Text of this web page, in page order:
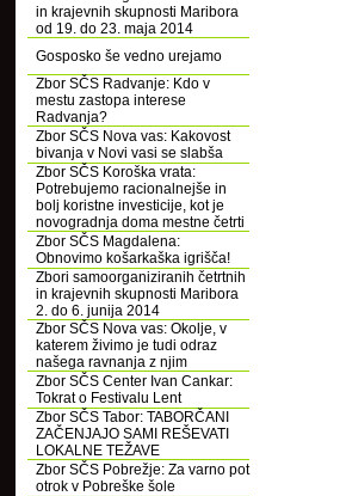
in krajevnih skupnosti Maribora
od 19. do 23. maja 2014
Gosposko še vedno urejamo
Zbor SČS Radvanje: Kdo v
mestu zastopa interese
Radvanja?
Zbor SČS Nova vas: Kakovost
bivanja v Novi vasi se slabša
Zbor SČS Koroška vrata:
Potrebujemo racionalnejše in
bolj koristne investicije, kot je
novogradnja doma mestne četrti
Zbor SČS Magdalena:
Obnovimo košarkaška igrišča!
Zbori samoorganiziranih četrtnih
in krajevnih skupnosti Maribora
2. do 6. junija 2014
Zbor SČS Nova vas: Okolje, v
katerem živimo je tudi odraz
našega ravnanja z njim
Zbor SČS Center Ivan Cankar:
Tokrat o Festivalu Lent
Zbor SČS Tabor: TABORČANI
ZAČENJAJO SAMI REŠEVATI
LOKALNE TEŽAVE
Zbor SČS Pobrežje: Za varno pot
otrok v Pobreške šole